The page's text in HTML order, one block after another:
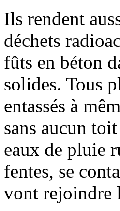
Ils rendent
déchets
fûts en béton
solides. Tous
entassés à
sans aucun
eaux de pluie
fentes, se
vont rejoindre